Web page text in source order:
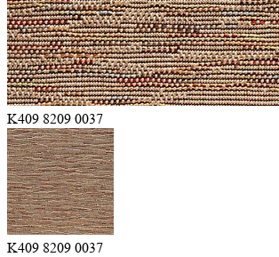
K409 8209 0037
K409 8209 0037